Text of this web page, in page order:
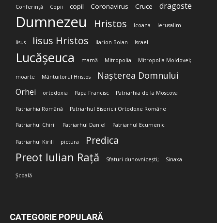
Conferință Copii copil Coronavirus Cruce dragoste
Dumnezeu Hristos Icoana Ierusalim
Iisus Iisus Hristos Ilarion Boian Israel
Lucășeuca mamă Mitropolia Mitropolia Moldovei;
moarte Mântuitorul Hristos Nașterea Domnului
Orhei ortodoxia Papa Francisc Patriarhia de la Moscova
Patriarhia Română Patriarhul Bisericii Ortodoxe Române
Patriarhul Chiril Patriarhul Daniel Patriarhul Ecumenic
Patriarhul Kirill pictura Predica
Preot Iulian Rață Sfaturi duhovnicești; Sinaxa
Școală
CATEGORIE POPULARĂ